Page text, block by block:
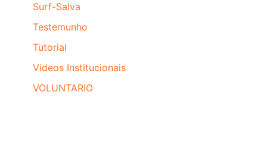
Surf-Salva
Testemunho
Tutorial
Videos Institucionais
VOLUNTARIO